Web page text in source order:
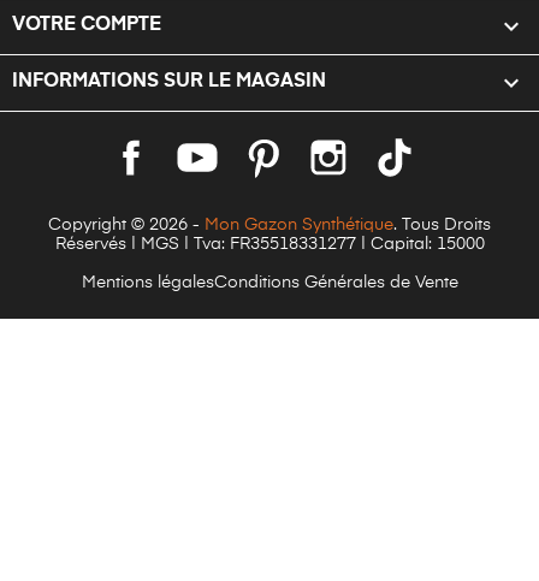
VOTRE COMPTE 
INFORMATIONS SUR LE MAGASIN keyboard_arrow_down
Copyright © 2026 - Mon Gazon Synthétique. Tous Droits
Réservés | MGS | Tva: FR35518331277 | Capital: 15000
Mentions légalesConditions Générales de Vente